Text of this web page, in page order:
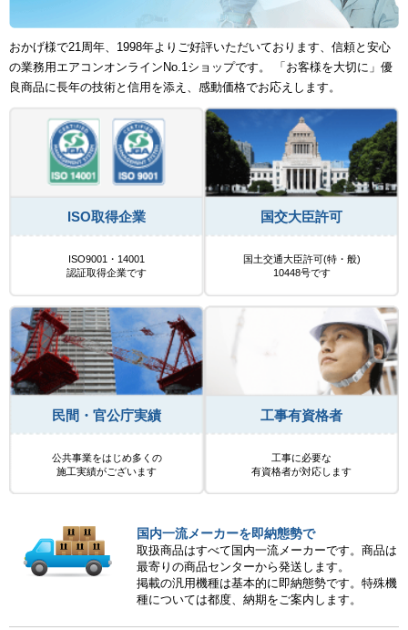
おかげ様で21周年、1998年よりご好評いただいております、信頼と安心
の業務用エアコンオンラインNo.1ショップです。 「お客様を大切に」優
良商品に長年の技術と信用を添え、感動価格でお応えします。
ISO取得企業
ISO9001・14001
認証取得企業です
国交大臣許可
国土交通大臣許可(特・般)
10448号です
民間・官公庁実績
公共事業をはじめ多くの
施工実績がございます
工事有資格者
工事に必要な
有資格者が対応します
国内一流メーカーを即納態勢で
取扱商品はすべて国内一流メーカーです。商品は
最寄りの商品センターから発送します。
掲載の汎用機種は基本的に即納態勢です。特殊機
種については都度、納期をご案内します。